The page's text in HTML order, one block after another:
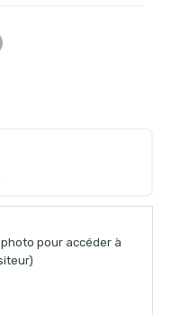
pour accéder à